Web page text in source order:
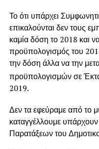
Το ότι υπάρχει
επικαλούνται δεν τους
καμία δόση το 2018 και
προϋπολογισμός του
την δόση άλλα να την
προϋπολογισμών σε
2019.
Δεν τα εφεύραμε από το
καταγγέλλουμε
Παρατάξεων του